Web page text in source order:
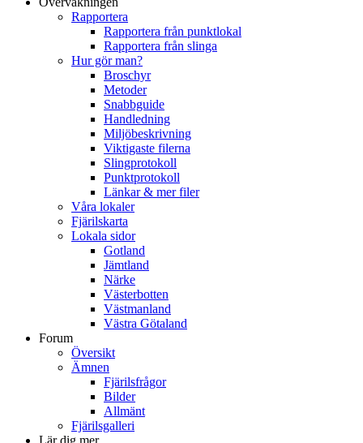
Rapportera
Rapportera från punktlokal
Rapportera från slinga
Hur gör man?
Broschyr
Metoder
Snabbguide
Handledning
Miljöbeskrivning
Viktigaste filerna
Slingprotokoll
Punktprotokoll
Länkar & mer filer
Våra lokaler
Fjärilskarta
Lokala sidor
Gotland
Jämtland
Närke
Västerbotten
Västmanland
Västra Götaland
Forum
Översikt
Ämnen
Fjärilsfrågor
Bilder
Allmänt
Fjärilsgalleri
Lär dig mer